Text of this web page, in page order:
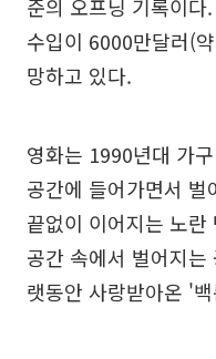
준의 오프닝 기록이
수입이 6000만달러(
망하고 있다.
영화는 1990년대 가
공간에 들어가면서
끝없이 이어지는 노
공간 속에서 벌어지
랫동안 사랑받아온 '